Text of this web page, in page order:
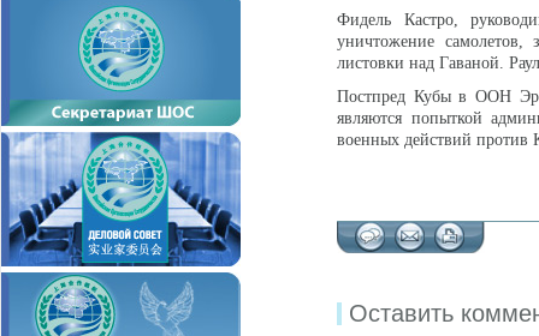
Фидель Кастро,
уничтожение самолетов,
листовки над Гаваной.
Постпред Кубы в ООН
являются попыткой
военных действий против
Оставить